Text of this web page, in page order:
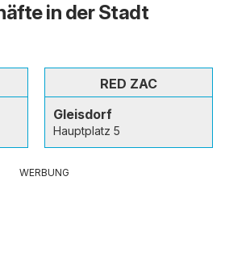
in der Stadt
RED ZAC
Gleisdorf
Hauptplatz 5
WERBUNG